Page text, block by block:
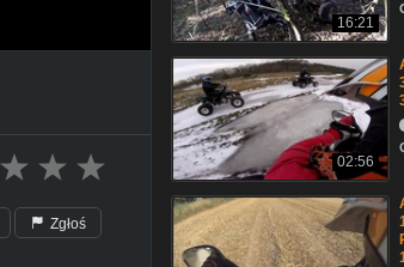
Zgłoś
16:21
02:56